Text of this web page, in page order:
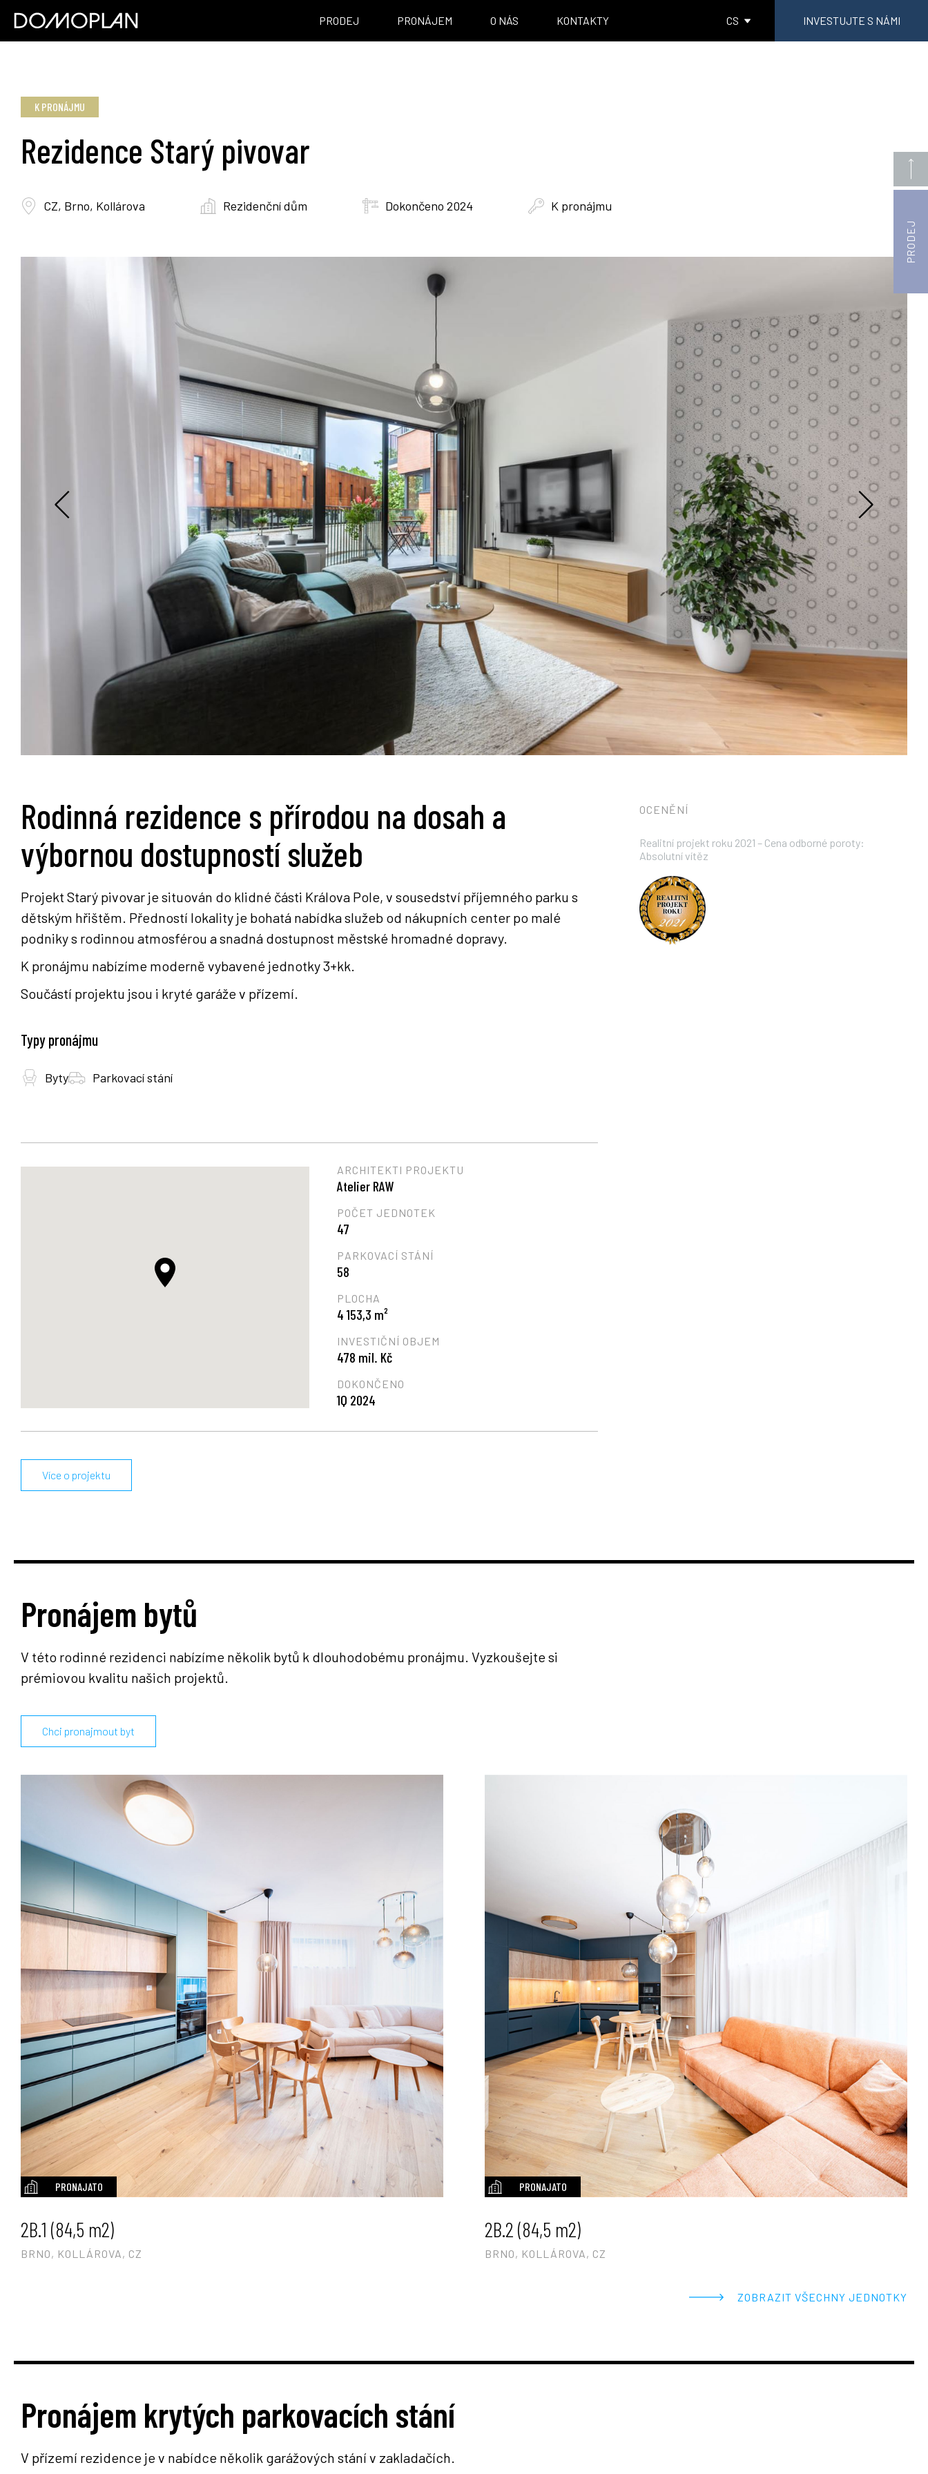
PRODEJ PRONÁJEM O NÁS KONTAKTY CS INVESTUJTE S NÁMI
PRODEJ
K PRONÁJMU
Rezidence Starý pivovar
CZ, Brno, Kollárova Rezidenční dům Dokončeno 2024 K pronájmu
Rodinná rezidence s přírodou na dosah a
výbornou dostupností služeb
Projekt Starý pivovar je situován do klidné části Králova Pole, v sousedství příjemného parku s
dětským hřištěm. Předností lokality je bohatá nabídka služeb od nákupních center po malé
podniky s rodinnou atmosférou a snadná dostupnost městské hromadné dopravy.
K pronájmu nabízíme moderně vybavené jednotky 3+kk.
Součástí projektu jsou i kryté garáže v přízemí.
Typy pronájmu
Byty Parkovací stání
ARCHITEKTI PROJEKTU
Atelier RAW
POČET JEDNOTEK
47
PARKOVACÍ STÁNÍ
58
PLOCHA
4 153,3 m²
INVESTIČNÍ OBJEM
478 mil. Kč
DOKONČENO
1Q 2024
OCENĚNÍ
Realitní projekt roku 2021 – Cena odborné poroty:
Absolutní vítěz
Více o projektu
Pronájem bytů
V této rodinné rezidenci nabízíme několik bytů k dlouhodobému pronájmu. Vyzkoušejte si
prémiovou kvalitu našich projektů.
Chci pronajmout byt
PRONAJATO
2B.1 (84,5 m2)
BRNO, KOLLÁROVA, CZ
PRONAJATO
2B.2 (84,5 m2)
BRNO, KOLLÁROVA, CZ
ZOBRAZIT VŠECHNY JEDNOTKY
Pronájem krytých parkovacích stání
V přízemí rezidence je v nabídce několik garážových stání v zakladačích.